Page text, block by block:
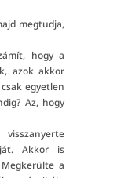
megtudja,
hogy a
azok akkor
egyetlen
Az, hogy
Akkor is
a